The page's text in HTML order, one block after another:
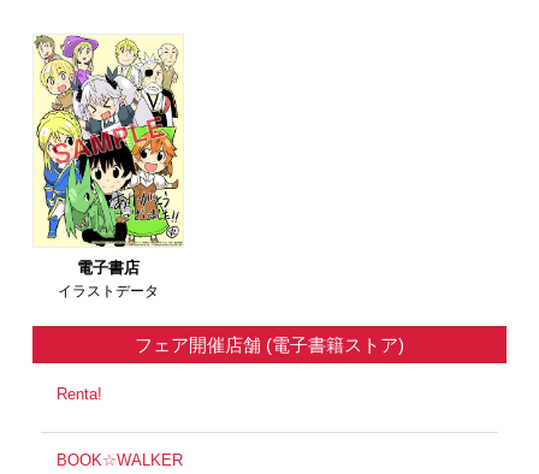
電子書店
イラストデータ
フェア開催店舗 (電子書籍ストア)
Renta!
BOOK☆WALKER